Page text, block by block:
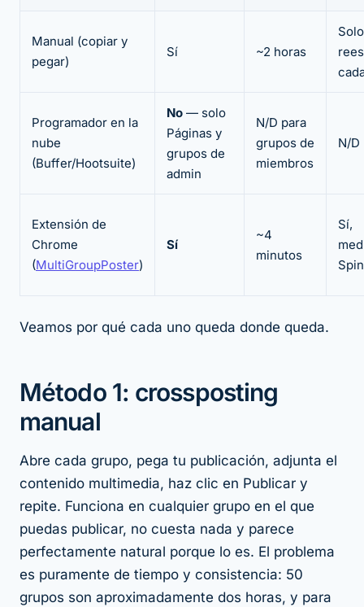
Manual (copiar y
pegar)
Sí ~2 horas
Programador en la
nube
(Buffer/Hootsuite)
No — solo
Páginas y
grupos de
admin
N/D para
grupos de
miembros
N/D
Extensión de
Chrome
(MultiGroupPoster)
Sí
~4
minutos
Sí,
Veamos por qué cada uno queda donde queda.
Método 1: crossposting
manual
Abre cada grupo, pega tu publicación, adjunta el
contenido multimedia, haz clic en Publicar y
repite. Funciona en cualquier grupo en el que
puedas publicar, no cuesta nada y parece
perfectamente natural porque lo es. El problema
es puramente de tiempo y consistencia: 50
grupos son aproximadamente dos horas, y para